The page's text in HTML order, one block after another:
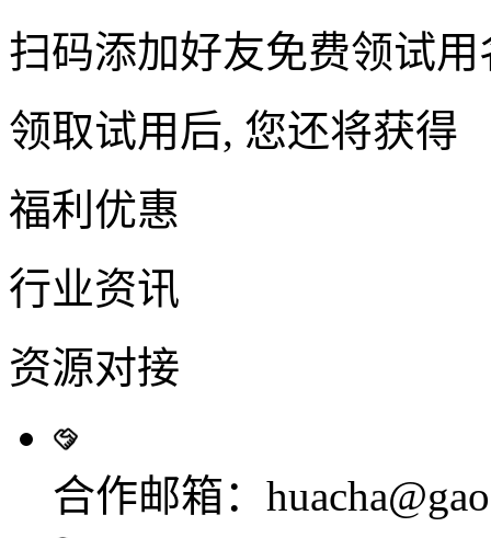
扫码添加好友免费领试用
领取试用后, 您还将获得
福利优惠
行业资讯
资源对接
合作邮箱：